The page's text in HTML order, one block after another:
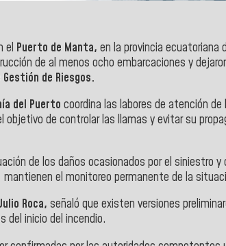
el Puerto de Manta, en la provincia ecuatoriana
de al menos ocho embarcaciones y
de Riesgos.
del Puerto coordina las labores de atención
de controlar las llamas y evitar su
de los daños ocasionados por el siniestro
el monitoreo permanente de la
Roca, señaló que existen versiones
del inicio del incendio.